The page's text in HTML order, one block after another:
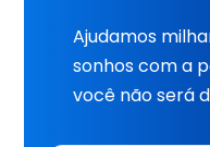
Ajudamos
sonhos com a
você não será